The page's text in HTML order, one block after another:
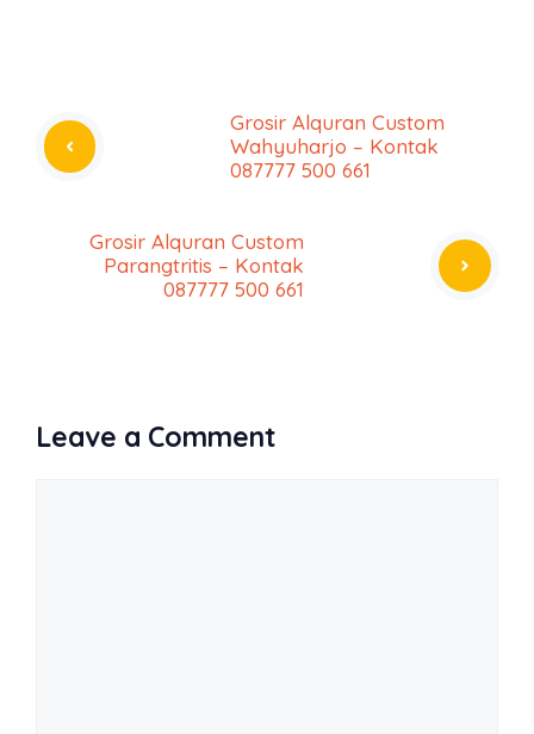
Grosir Alquran Custom
Wahyuharjo – Kontak
087777 500 661
Grosir Alquran Custom
Parangtritis – Kontak
087777 500 661
Leave a Comment